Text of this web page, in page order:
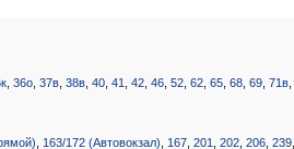
,36о ,37в ,38в ,40 ,41 ,42 ,46 ,52 ,62 ,65 ,68 ,69 ,71в
163/172 (Автовокзал) 167 ,201 ,202 ,206 ,239